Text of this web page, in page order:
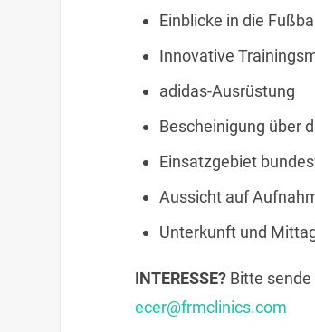
Einblicke in die
Innovative
adidas-Ausrüstung
Bescheinigung über
Einsatzgebiet
Aussicht auf
Unterkunft und
INTERESSE?Bitte sende
ecer@frmclinics.com